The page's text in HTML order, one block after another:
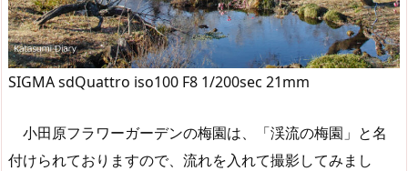
SIGMA sdQuattro iso100 F8 1/200sec 21mm
小田原フラワーガーデンの梅園は、「渓流の梅園」と名
付けられておりますので、流れを入れて撮影してみまし